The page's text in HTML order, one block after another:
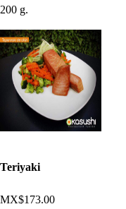
200 g.
Teriyaki
MX$173.00